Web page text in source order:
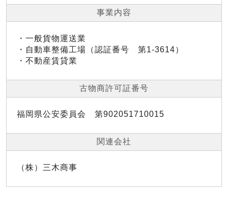
事業内容
・一般貨物運送業
・自動車整備工場（認証番号 第1-3614）
・不動産賃貸業
古物商許可証番号
福岡県公安委員会 第902051710015
関連会社
（株）三木商事